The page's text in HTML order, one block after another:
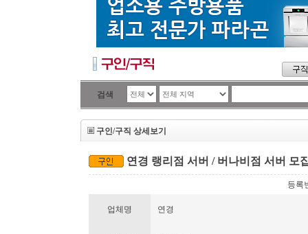
검색
구인/구직 상세보기
연경 랭리점 서버 / 버나비점 서버 모
등록
업체명 연경